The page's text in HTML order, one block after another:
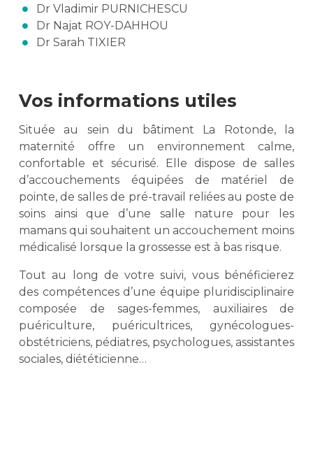
Dr Vladimir PURNICHESCU
Dr Najat ROY-DAHHOU
Dr Sarah TIXIER
Vos informations utiles
Située au sein du bâtiment La Rotonde, la
maternité offre un environnement calme,
confortable et sécurisé. Elle dispose de salles
d’accouchements équipées de matériel de
pointe, de salles de pré-travail reliées au poste de
soins ainsi que d’une salle nature pour les
mamans qui souhaitent un accouchement moins
médicalisé lorsque la grossesse est à bas risque.
Tout au long de votre suivi, vous bénéficierez
des compétences d’une équipe pluridisciplinaire
composée de sages-femmes, auxiliaires de
puériculture, puéricultrices, gynécologues-
obstétriciens, pédiatres, psychologues, assistantes
sociales, diététicienne…